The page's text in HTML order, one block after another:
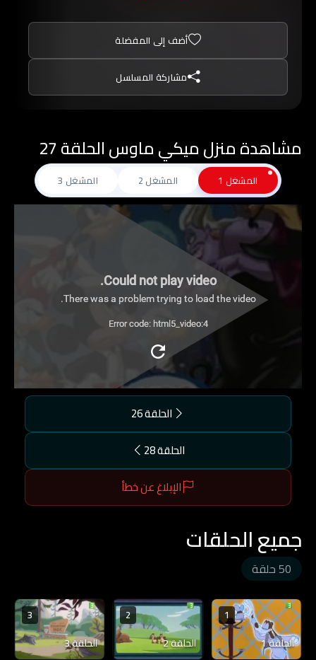
أضف إلى المفضلة
مشاركة المسلسل
مشاهدة منزل ميكي ماوس الحلقة 27
المشغل 1 المشغل 2 المشغل 3
Could not play video.
There was a problem trying to load the video.
Error code: html5_video:4
الحلقة 26
الحلقة 28
الإبلاغ عن خطأ
جميع الحلقات
50 حلقة
1
الحلقة 1
2
الحلقة 2
3
الحلقة 3